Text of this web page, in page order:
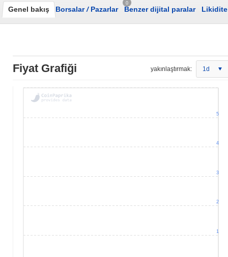
Genel bakış Borsalar/Pazarlar
0
Benzer dijital paralar Likidite
Fiyat Grafiği yakınlaştırmak: 1d
1
2
3
4
5